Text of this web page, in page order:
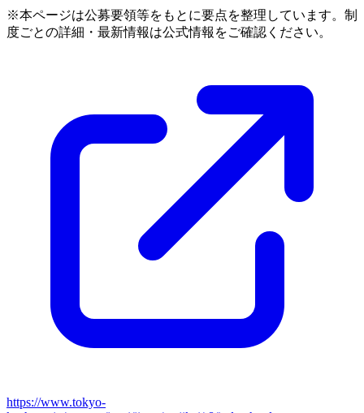
※本ページは公募要領等をもとに要点を整理しています。制
度ごとの詳細・最新情報は公式情報をご確認ください。
https://www.tokyo-